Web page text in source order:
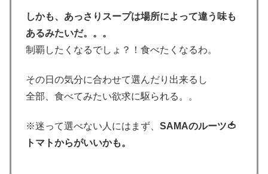
しかも、あっさりスープは場所によって違う味も
あるみたいだ。。。
制覇したくなるでしょ？！食べたくなるわ。
その日の気分に合わせて選んだり出来るし
全部、食べてみたい欲求に駆られる。。
※迷って選べない人にはまず、 SAMAのルーツ🍅
トマトからがいいかも。